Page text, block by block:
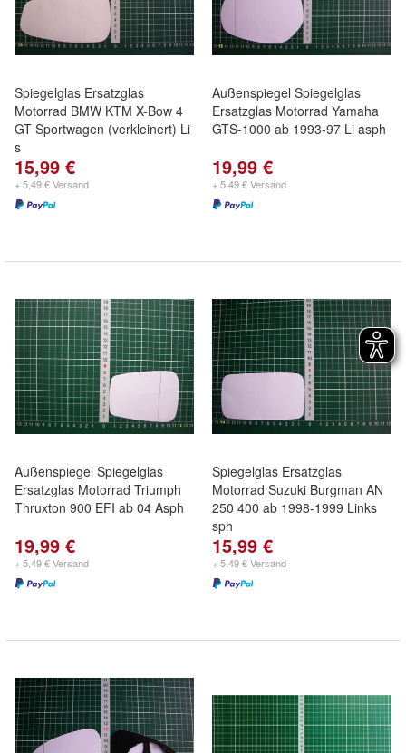
Spiegelglas Ersatzglas
Motorrad BMW KTM X-Bow 4
GT Sportwagen (verkleinert) Li
s
15,99 €
+ 5,49 € Versand
Außenspiegel Spiegelglas
Ersatzglas Motorrad Yamaha
GTS-1000 ab 1993-97 Li asph
19,99 €
+ 5,49 € Versand
Außenspiegel Spiegelglas
Ersatzglas Motorrad Triumph
Thruxton 900 EFI ab 04 Asph
19,99 €
+ 5,49 € Versand
Spiegelglas Ersatzglas
Motorrad Suzuki Burgman AN
250 400 ab 1998-1999 Links
sph
15,99 €
+ 5,49 € Versand